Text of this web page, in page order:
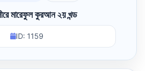
মারেফুল কুরআন ২য় খন্ড
ID: 1159